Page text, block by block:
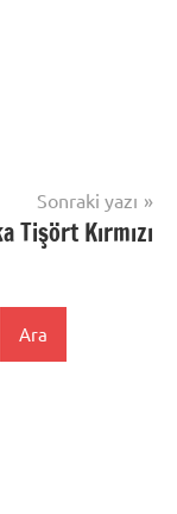
Sonraki yazı
Tişört Kırmızı
Ara